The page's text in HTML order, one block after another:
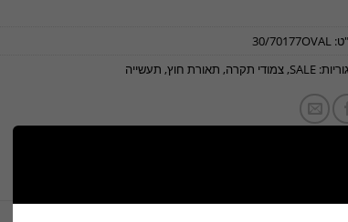
30/70177OVAL
SALE
,צמודי תקרה, תאורת חוץ, תעשייה